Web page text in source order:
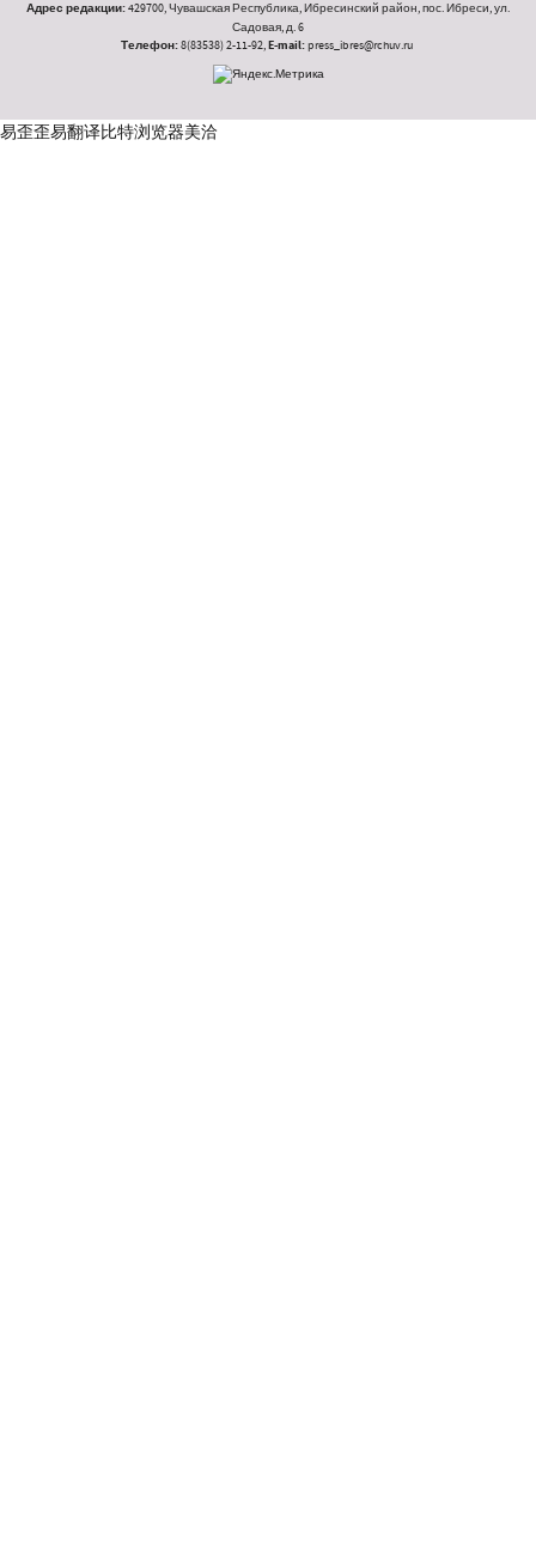
Адрес редакции:429700, Чувашская Республика, Ибресинский район, пос. Ибреси, ул.
Садовая, д. 6
Телефон:8(83538) 2-11-92,E-mail:press_ibres@rchuv.ru
易歪歪易翻译比特浏览器美洽